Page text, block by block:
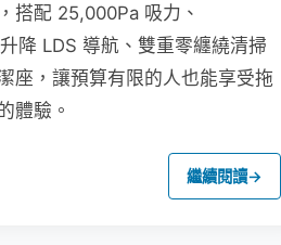
搭配 25,000Pa 吸力、
降 LDS 導航、雙重零纏繞清掃
座，讓預算有限的人也能享受拖
體驗。
繼續閱讀→